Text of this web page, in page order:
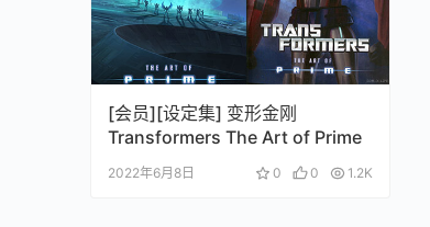
[会员][设定集] 变形金刚
Transformers The Art of Prime
2022年6月8日 0 0 1.2K